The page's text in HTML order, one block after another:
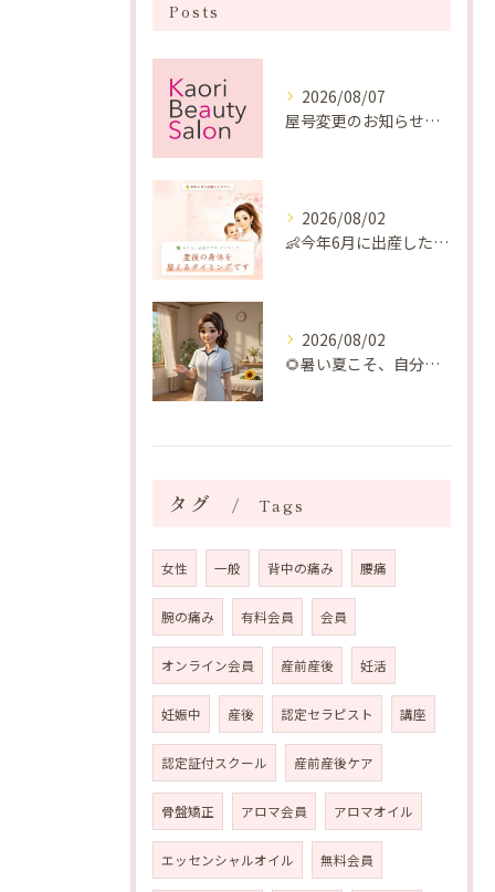
Posts
2026/08/07
屋号変更のお知らせと「SAKUYA Harmonies」に込めた想い
2026/08/02
👶今年6月に出産したママへ♡
2026/08/02
🌻暑い夏こそ、自分の身体を整える時間を♡
タグ Tags
女性 一般 背中の痛み 腰痛
腕の痛み 有料会員 会員
オンライン会員 産前産後 妊活
妊娠中 産後 認定セラピスト 講座
認定証付スクール 産前産後ケア
骨盤矯正 アロマ会員 アロマオイル
エッセンシャルオイル 無料会員